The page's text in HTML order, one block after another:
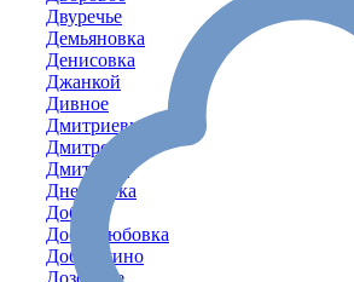
Двуречье
Демьяновка
Денисовка
Джанкой
Дивное
Дмитриевка
Дмитровка
Дмитрово
Днепровка
Доброе
Добролюбовка
Добрушино
Дозорное